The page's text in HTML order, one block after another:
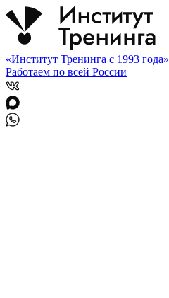
«Институт Тренинга с 1993 года»
Работаем по всей России